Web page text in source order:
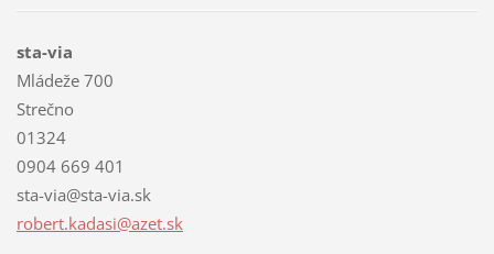
sta-via
Mládeže 700
Strečno
01324
0904 669 401
sta-via@sta-via.sk
robert.kadasi@azet.sk